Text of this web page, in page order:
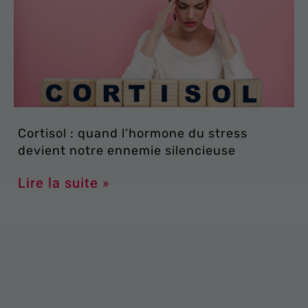
Cortisol : quand l’hormone du stress
devient notre ennemie silencieuse
Lire la suite »